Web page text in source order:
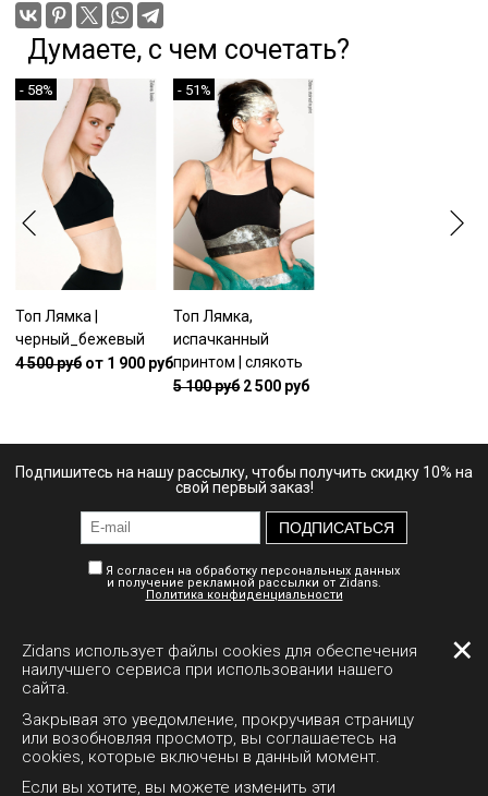
Думаете, с чем сочетать?
- 58%
Топ Лямка |
черный_бежевый
4 500 руб от 1 900 руб
- 51%
Топ Лямка,
испачканный
принтом | слякоть
5 100 руб2 500 руб
Подпишитесь на нашу рассылку, чтобы получить скидку 10% на
свой первый заказ!
ПОДПИСАТЬСЯ
Я согласен на обработку персональных данных
и получение рекламной рассылки от Zidans.
Политика конфиденциальности
Личный кабинет Доставка Документы ✕
Zidans использует файлы cookies для обеспечения
наилучшего сервиса при использовании нашего
сайта.
Закрывая это уведомление, прокручивая страницу
или возобновляя просмотр, вы соглашаетесь на
cookies, которые включены в данный момент.
Если вы хотите, вы можете изменить эти